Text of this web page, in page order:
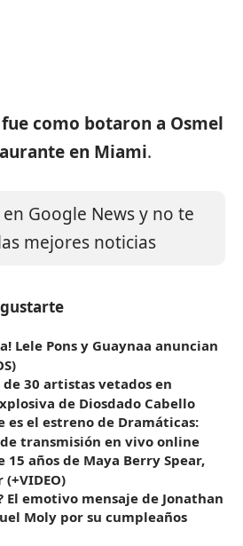
como botaron a Osmel
en Miami.
Google News y no te
mejores noticias
Lele Pons y Guaynaa anuncian
30 artistas vetados en
de Diosdado Cabello
es el estreno de Dramáticas:
transmisión en vivo online
15 años de Maya Berry Spear,
El emotivo mensaje de Jonathan
Moly por su cumpleaños